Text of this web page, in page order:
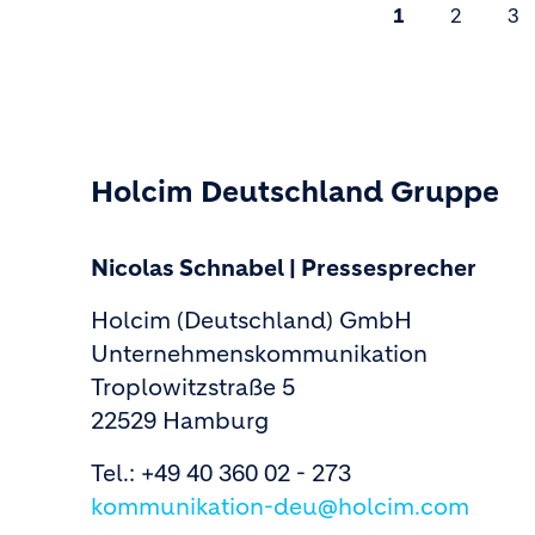
1 2 3
Holcim Deutschland Gruppe
Nicolas Schnabel | Pressesprecher
Holcim (Deutschland) GmbH
Unternehmenskommunikation
Troplowitzstraße 5
22529 Hamburg
Tel.: +49 40 360 02 - 273
kommunikation-deu@holcim.com